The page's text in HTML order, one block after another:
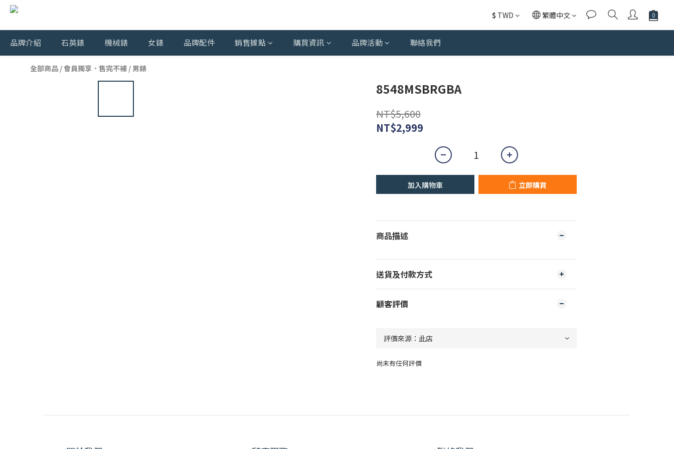
$ TWD 繁體中文
品牌介紹 石英錶 機械錶 女錶 品牌配件 銷售據點 購買資訊 品牌活動 聯絡我們
全部商品 /會員獨享．售完不補 / 男錶
8548MSBRGBA
NT$5,600
NT$2,999
加入購物車 立即購買
商品描述
送貨及付款方式
顧客評價
尚未有任何評價